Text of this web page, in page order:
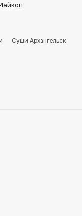
Суши Архангельск